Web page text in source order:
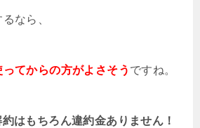
なら、
てからの方がよさそう ですね。
はもちろん違約金ありません！